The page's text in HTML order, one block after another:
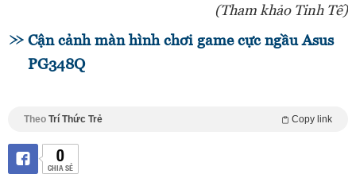
(Tham khảo Tinh Tế)
Cận cảnh màn hình chơi game cực ngầu Asus
PG348Q
Theo Trí Thức Trẻ Copy link
0
CHIA SẺ